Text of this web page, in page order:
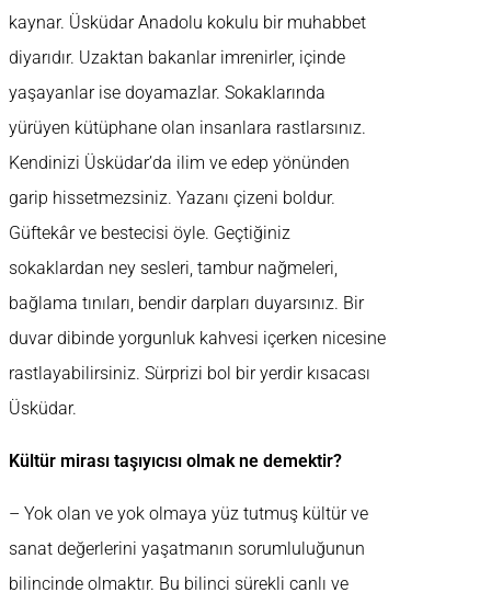
kaynar. Üsküdar Anadolu kokulu bir muhabbet
diyarıdır. Uzaktan bakanlar imrenirler, içinde
yaşayanlar ise doyamazlar. Sokaklarında
yürüyen kütüphane olan insanlara rastlarsınız.
Kendinizi Üsküdar’da ilim ve edep yönünden
garip hissetmezsiniz. Yazanı çizeni boldur.
Güftekâr ve bestecisi öyle. Geçtiğiniz
sokaklardan ney sesleri, tambur nağmeleri,
bağlama tınıları, bendir darpları duyarsınız. Bir
duvar dibinde yorgunluk kahvesi içerken nicesine
rastlayabilirsiniz. Sürprizi bol bir yerdir kısacası
Üsküdar.
Kültür mirası taşıyıcısı olmak ne demektir?
– Yok olan ve yok olmaya yüz tutmuş kültür ve
sanat değerlerini yaşatmanın sorumluluğunun
bilincinde olmaktır. Bu bilinci sürekli canlı ve